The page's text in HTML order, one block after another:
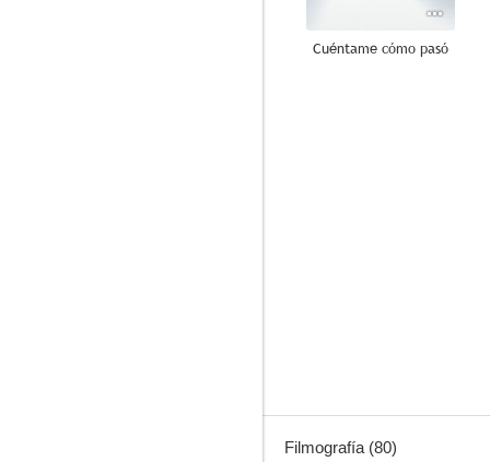
Cuéntame cómo pasó
Filmografía (80)